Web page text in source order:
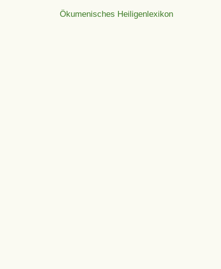
Ökumenisches Heiligenlexikon